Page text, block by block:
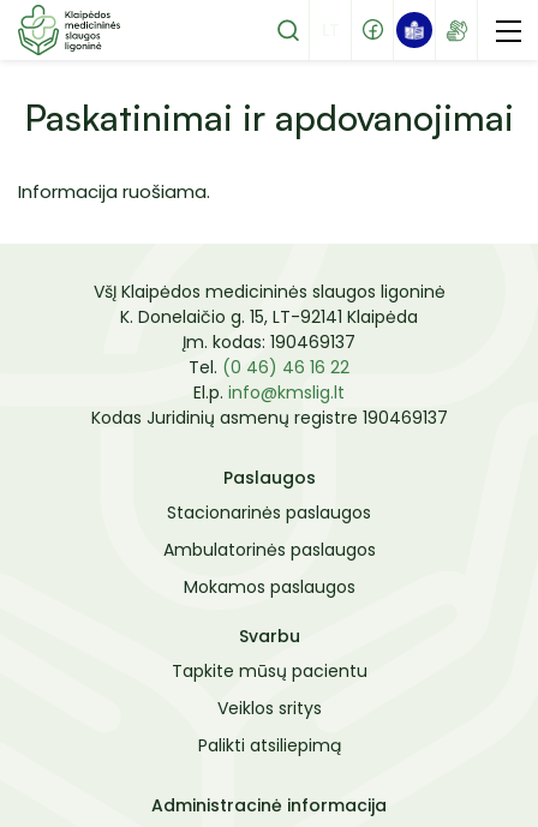
Mokamos paslaugos
2 Palaikomojo gydymo ir slaugos skyrius
3 Palaikomojo gydymo ir slaugos skyrius
Ambulatorinių paliatyviosios pagalbos
paslaugų skyrius
Tapkite mūsų pacientu
Specialistų komandos paslaugos
Pacientų lankymas
Atmintinė pacientams
Palikti atsiliepimą
paslaugomis vertinimo anketa
Komisijos ir darbo grupės
Paskatinimai ir apdovanojimai
Informacija ruošiama.
VšĮ Klaipėdos medicininės slaugos ligoninė
K. Donelaičio g. 15, LT-92141 Klaipėda
Įm. kodas: 190469137
Tel. (0 46) 46 16 22
El.p. info@kmslig.lt
Kodas Juridinių asmenų registre 190469137
Paslaugos
Stacionarinės paslaugos
Ambulatorinės paslaugos
Mokamos paslaugos
Svarbu
Tapkite mūsų pacientu
Veiklos sritys
Palikti atsiliepimą
Administracinė informacija